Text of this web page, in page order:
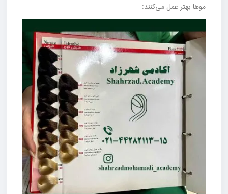
موها بهتر عمل می‌کنند: